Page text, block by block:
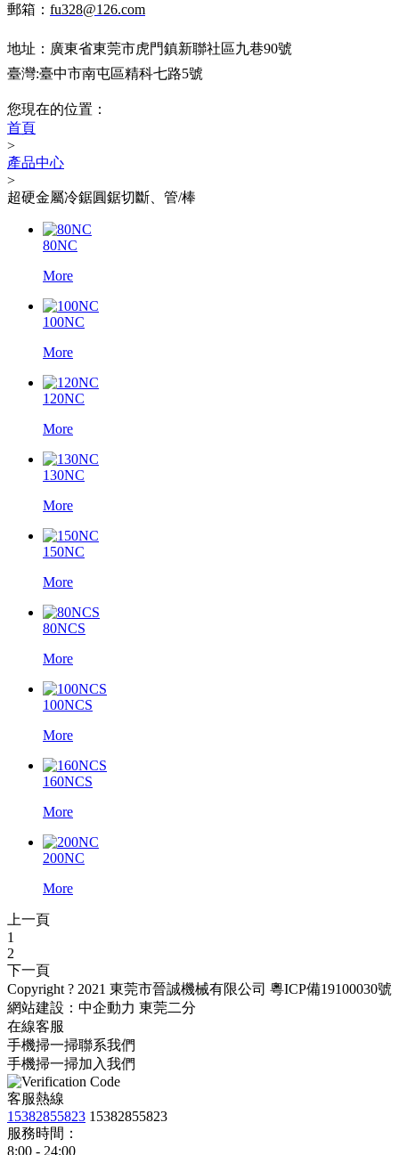
郵箱： fu328@126.com
地址：廣東省東莞市虎門鎮新聯社區九巷90號
臺灣:臺中市南屯區精科七路5號
您現在的位置：
首頁
>
產品中心
>
超硬金屬冷鋸圓鋸切斷、管/棒
80NC
More
100NC
More
120NC
More
130NC
More
150NC
More
80NCS
More
100NCS
More
160NCS
More
200NC
More
上一頁
1
2
下一頁
Copyright ? 2021 東莞市晉誠機械有限公司 粵ICP備19100030號
網站建設： 中企動力 東莞二分
在線客服
手機掃一掃聯系我們
手機掃一掃加入我們
客服熱線
15382855823 15382855823
服務時間：
8:00 - 24:00